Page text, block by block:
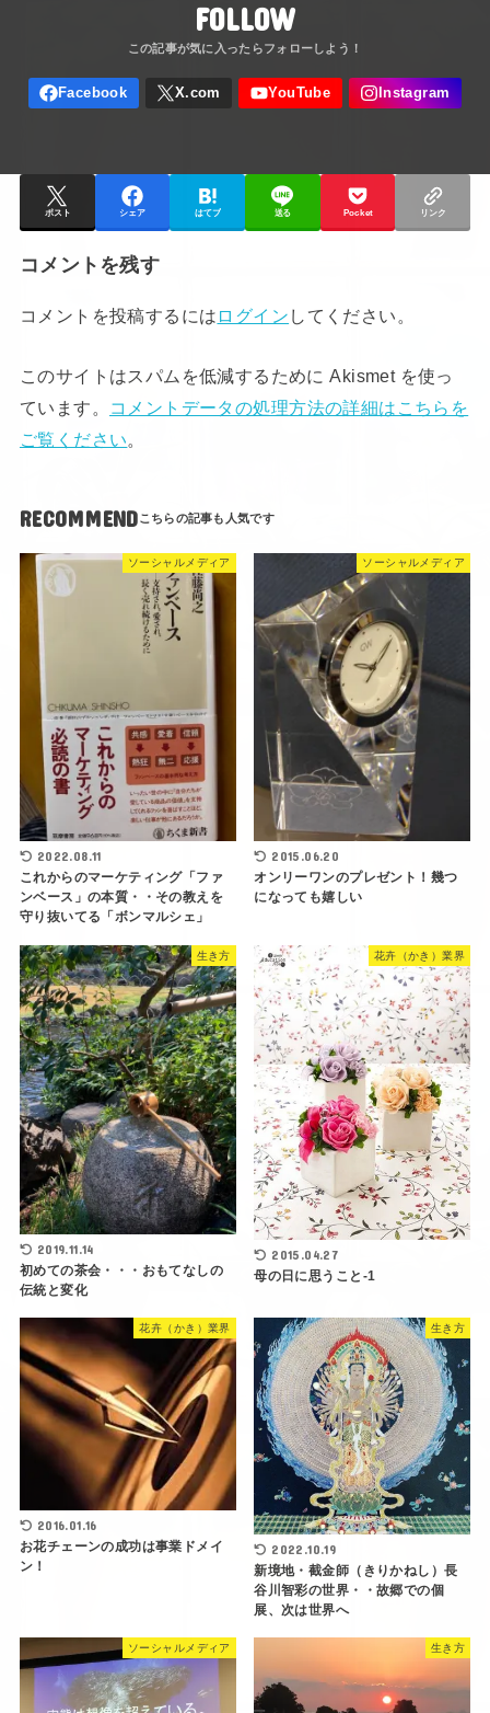
FOLLOW
ポスト シェア はてブ 送る Pocket リンク
コメントを残す
コメントを投稿するには ログイン してください。
このサイトはスパムを低減するために Akismet を使っ
ています。
コメントデータの処理方法の詳細はこちらを
ご覧ください。
RECOMMEND
ソーシャルメディア
2022.08.11
これからのマーケティング「ファ
ンベース」の本質・・その教えを
守り抜いてる「ボンマルシェ」
ソーシャルメディア
2015.06.20
オンリーワンのプレゼント！幾つ
になっても嬉しい
生き方
2019.11.14
初めての茶会・・・おもてなしの
伝統と変化
花卉（かき）業界
2015.04.27
母の日に思うこと-1
花卉（かき）業界
2016.01.16
お花チェーンの成功は事業ドメイ
ン！
生き方
2022.10.19
新境地・截金師（きりかねし）長
谷川智彩の世界・・故郷での個
展、次は世界へ
ソーシャルメディア 生き方